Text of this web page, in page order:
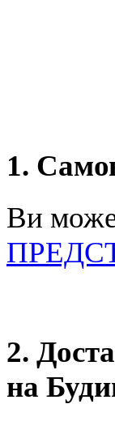
1.
Ви
2.
на